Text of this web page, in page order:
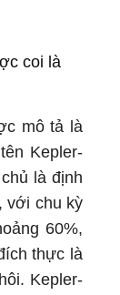
coi là
mô tả là
Kepler-
là định
với chu kỳ
60%,
thực là
Kepler-